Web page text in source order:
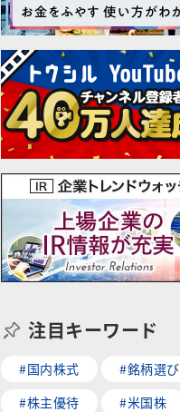
注目キーワード
#国内株式
#銘柄選び
#株主優待
#米国株